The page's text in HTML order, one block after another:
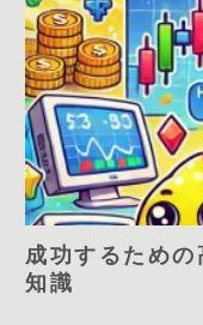
成功するため
知識